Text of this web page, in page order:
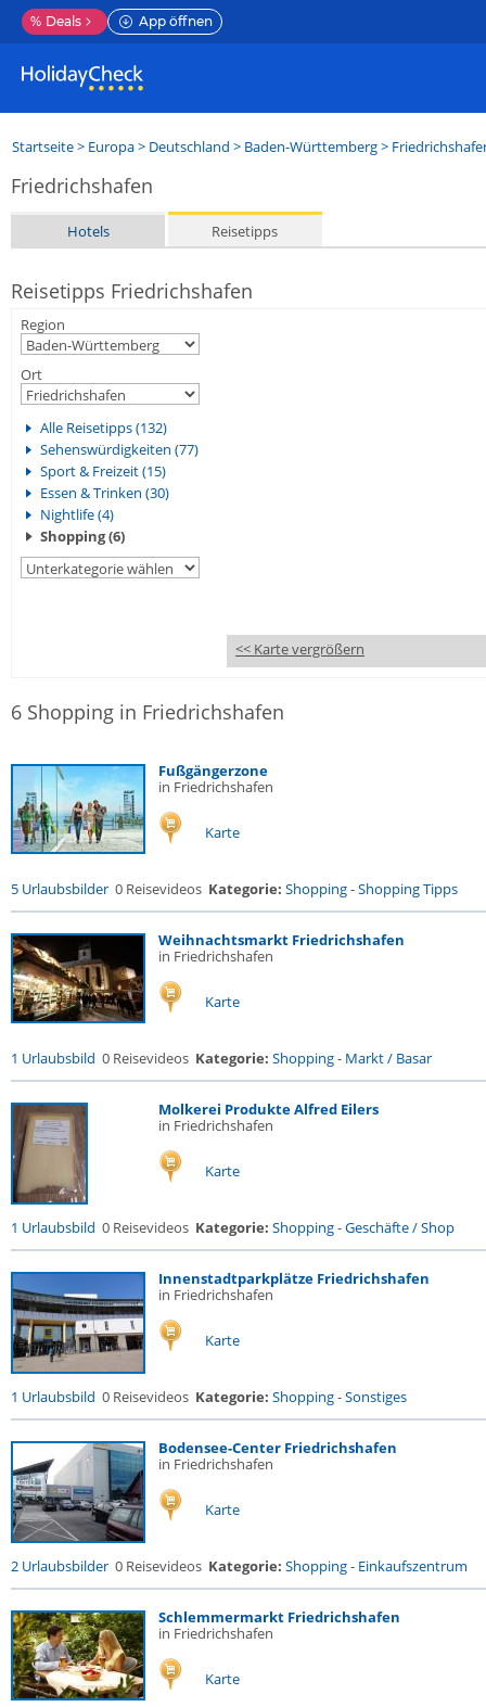
% Deals App öffnen
Startseite> Europa> Deutschland > Baden-Württemberg>
Friedrichshafen
Hotels Reisetipps
Reisetipps Friedrichshafen
Region
Ort
Alle Reisetipps (132)
Sehenswürdigkeiten (77)
Sport & Freizeit (15)
Essen & Trinken (30)
Nightlife (4)
Shopping (6)
<< Karte vergrößern
6 Shopping in Friedrichshafen
Fußgängerzone
in Friedrichshafen
Karte
5 Urlaubsbilder 0 Reisevideos Kategorie: Shopping-Shopping Tipps
Weihnachtsmarkt Friedrichshafen
in Friedrichshafen
Karte
1 Urlaubsbild 0 Reisevideos Kategorie: Shopping- Markt / Basar
Molkerei Produkte Alfred Eilers
in Friedrichshafen
Karte
1 Urlaubsbild 0 Reisevideos Kategorie: Shopping-Geschäfte / Shop
Innenstadtparkplätze Friedrichshafen
in Friedrichshafen
Karte
1 Urlaubsbild 0 Reisevideos Kategorie: Shopping-Sonstiges
Bodensee-Center Friedrichshafen
in Friedrichshafen
Karte
2 Urlaubsbilder 0 Reisevideos Kategorie: Shopping- Einkaufszentrum
Schlemmermarkt Friedrichshafen
in Friedrichshafen
Karte